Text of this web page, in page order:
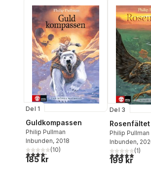
Del 1
Guldkompassen
Philip Pullman
Inbunden, 2018
4,2utav 5 stjärnor. Totalt antal röster:
(10)
185 kr
Del 3
Rosenfältet
Philip Pullman
Inbunden,
5,0utav 5(1)
199 kr